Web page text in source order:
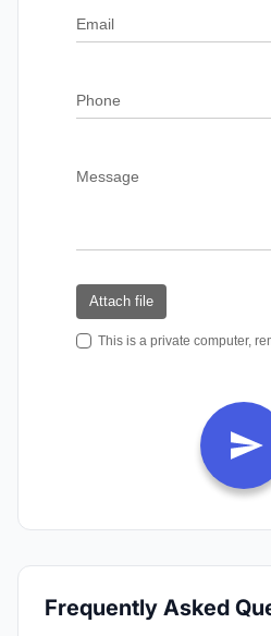
Frequently Asked